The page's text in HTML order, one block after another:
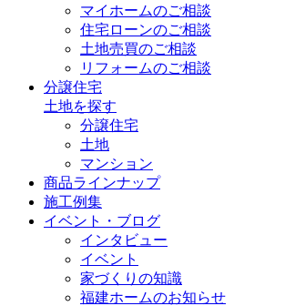
マイホームのご相談
住宅ローンのご相談
土地売買のご相談
リフォームのご相談
分譲住宅
土地を探す
分譲住宅
土地
マンション
商品ラインナップ
施工例集
イベント・ブログ
インタビュー
イベント
家づくりの知識
福建ホームのお知らせ